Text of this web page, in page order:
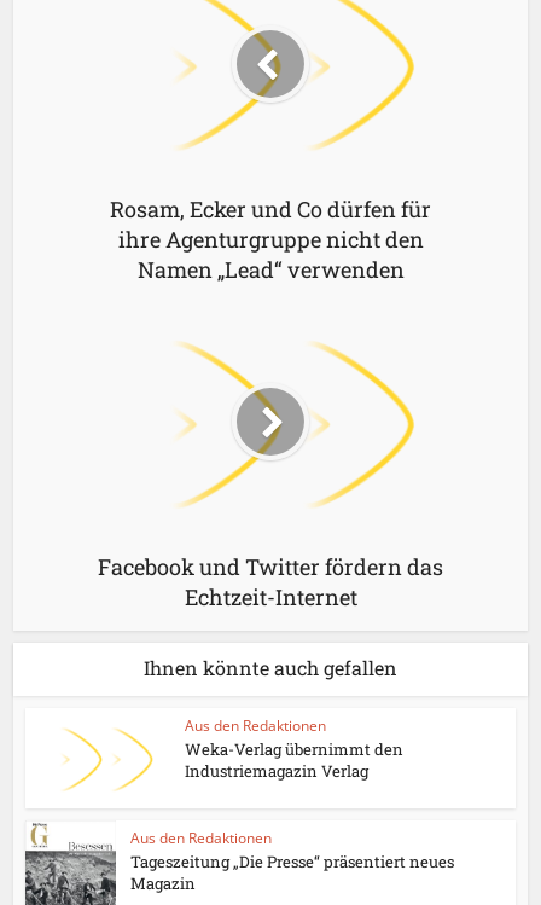
Rosam, Ecker und Co dürfen für
ihre Agenturgruppe nicht den
Namen „Lead“ verwenden
Facebook und Twitter fördern das
Echtzeit-Internet
Ihnen könnte auch gefallen
Aus den Redaktionen
Weka-Verlag übernimmt den
Industriemagazin Verlag
Aus den Redaktionen
Tageszeitung „Die Presse“ präsentiert neues
Magazin